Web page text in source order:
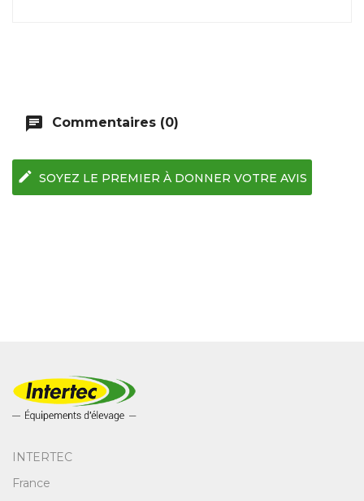
chat Commentaires (0)
edit SOYEZ LE PREMIER À DONNER VOTRE AVIS
INTERTEC
France